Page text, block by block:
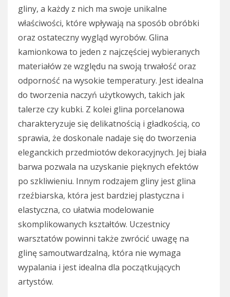
gliny, a każdy z nich ma swoje unikalne
właściwości, które wpływają na sposób obróbki
oraz ostateczny wygląd wyrobów. Glina
kamionkowa to jeden z najczęściej wybieranych
materiałów ze względu na swoją trwałość oraz
odporność na wysokie temperatury. Jest idealna
do tworzenia naczyń użytkowych, takich jak
talerze czy kubki. Z kolei glina porcelanowa
charakteryzuje się delikatnością i gładkością, co
sprawia, że doskonale nadaje się do tworzenia
eleganckich przedmiotów dekoracyjnych. Jej biała
barwa pozwala na uzyskanie pięknych efektów
po szkliwieniu. Innym rodzajem gliny jest glina
rzeźbiarska, która jest bardziej plastyczna i
elastyczna, co ułatwia modelowanie
skomplikowanych kształtów. Uczestnicy
warsztatów powinni także zwrócić uwagę na
glinę samoutwardzalną, która nie wymaga
wypalania i jest idealna dla początkujących
artystów.